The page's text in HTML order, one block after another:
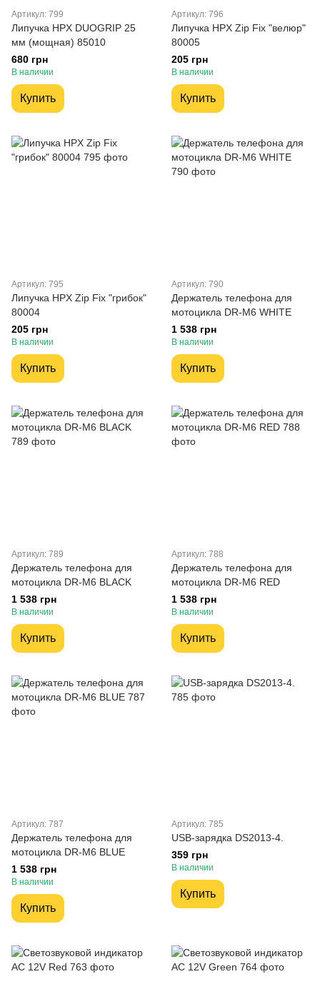
Артикул: 799
Липучка HPX DUOGRIP 25
мм (мощная) 85010
680 грн
В наличии
Купить
Артикул: 796
Липучка HPX Zip Fix "велюр"
80005
205 грн
В наличии
Купить
Артикул: 795
Липучка HPX Zip Fix "грибок"
80004
205 грн
В наличии
Купить
Артикул: 790
Держатель телефона для
мотоцикла DR-M6 WHITE
1 538 грн
В наличии
Купить
Артикул: 789
Держатель телефона для
мотоцикла DR-M6 BLACK
1 538 грн
В наличии
Купить
Артикул: 788
Держатель телефона для
мотоцикла DR-M6 RED
1 538 грн
В наличии
Купить
Артикул: 787
Держатель телефона для
мотоцикла DR-M6 BLUE
1 538 грн
В наличии
Купить
Артикул: 785
USB-зарядка DS2013-4.
359 грн
В наличии
Купить